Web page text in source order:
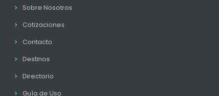
Sobre Nosotros
Cotizaciones
Contacto
Destinos
Directorio
Guía de Uso